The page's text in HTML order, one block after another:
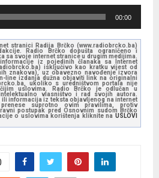
00:00
stranici Radija Brčko (www.radiobrcko.ba)
Radio Brčko dopušta ograničeno i
sa svoje internet stranice u drugim medijima.
iz pojedinih članaka sa Internet
isključivo kao kratku vijest od
znakova), uz obavezno navođenje izvora
line izdanja dužna objaviti link na originalni
ukoliko s uredništvom portala nije
uslovima. Radio Brčko je odlučan u
vlasništvo i rad svojih autora.
informacija iz teksta objavljenog na internet
prenese suprotno ovim pravilima, protiv
postupak pred Osnovnim sudom Brčko
o uslovima korištenja kliknite na USLOVI